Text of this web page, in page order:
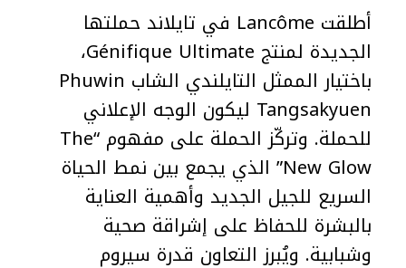
أطلقت Lancôme في تايلاند حملتها
الجديدة لمنتج Génifique Ultimate،
باختيار الممثل التايلندي الشاب Phuwin
Tangsakyuen ليكون الوجه الإعلاني
للحملة. وتركّز الحملة على مفهوم “The
New Glow” الذي يجمع بين نمط الحياة
السريع للجيل الجديد وأهمية العناية
بالبشرة للحفاظ على إشراقة صحية
وشبابية. ويُبرز التعاون قدرة سيروم